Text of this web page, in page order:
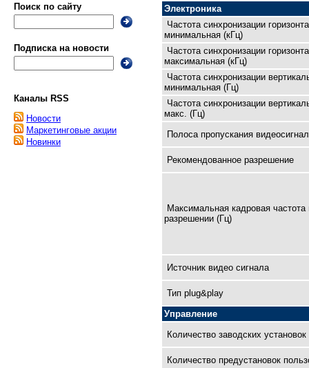
Поиск по сайту
Подписка на новости
Каналы RSS
Новости
Маркетинговые акции
Новинки
Электроника
Частота синхронизации
минимальная (кГц)
Частота синхронизации
максимальная (кГц)
Частота синхронизации
минимальная (Гц)
Частота синхронизации
макс. (Гц)
Полоса пропускания
Рекомендованное разрешение
Максимальная кадровая частота
разрешении (Гц)
Источник видео сигнала
Тип plug&play
Управление
Количество заводских установок
Количество предустановок